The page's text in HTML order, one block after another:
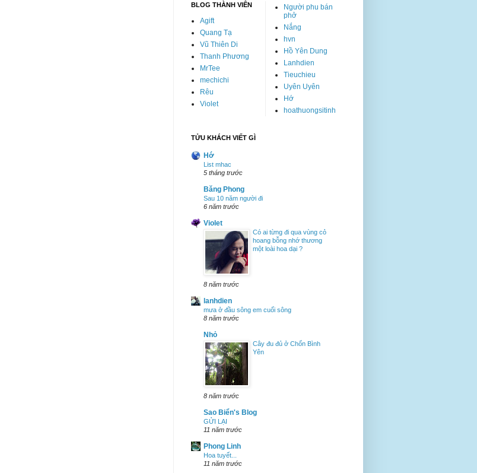
BLOG THÀNH VIÊN
Agift
Quang Tạ
Vũ Thiên Di
Thanh Phương
MrTee
mechichi
Rêu
Violet
Người phu bán
phở
Nắng
hvn
Hồ Yên Dung
Lanhdien
Tieuchieu
Uyên Uyên
Hớ
hoathuongsitinh
TỬU KHÁCH VIẾT GÌ
Hớ
List mhac
5 tháng trước
Băng Phong
Sau 10 năm người đi
6 năm trước
Violet
Có ai từng đi qua vùng cỏ
hoang bỗng nhớ thương
một loài hoa dại ?
8 năm trước
lanhdien
mưa ở đầu sông em cuối sông
8 năm trước
Nhỏ
Cây đu đủ ở Chốn Bình
Yên
8 năm trước
Sao Biển's Blog
GỬI LẠI
11 năm trước
Phong Linh
Hoa tuyết...
11 năm trước